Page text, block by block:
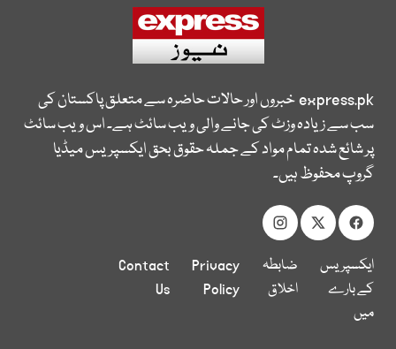
express.pkخبروں اور حالات حاضرہ سے متعلق پاکستان کی
سب سے زیادہ وزٹ کی جانے والی ویب سائٹ ہے۔ اس ویب سائٹ
پر شائع شدہ تمام مواد کے جملہ حقوق بحق ایکسپریس میڈیا
گروپ محفوظ ہیں۔
ایکسپریس
کے بارے
میں
ضابطہ
اخلاق
Privacy
Policy
Contact
Us